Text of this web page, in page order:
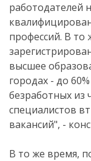
работодателей
профессий. В то
высшее
городах - до
безработных из
специалистов
вакансий", -
В то же время,